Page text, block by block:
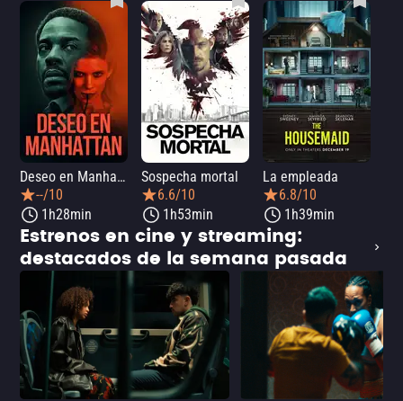
Deseo en Manhattan
--/10
1h28min
Sospecha mortal
6.6/10
1h53min
La empleada
6.8/10
1h39min
Estrenos en cine y streaming:
destacados de la semana pasada